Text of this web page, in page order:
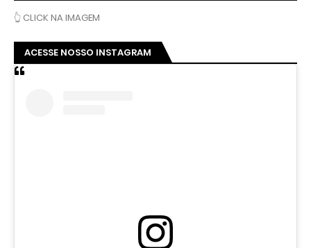
👆 CLICK NA IMAGEM
ACESSE NOSSO INSTAGRAM